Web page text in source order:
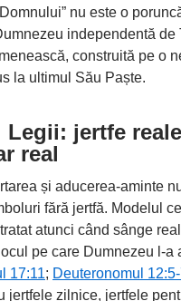
nu este o
independentă de
construită pe o
la ultimul Său Paște.
Legii: jertfe
real
și aducerea-aminte
fără jertfă. Modelul
atunci când sânge
pe care Dumnezeu l-a
17:11; Deuteronomul
jertfele zilnice, jertfele